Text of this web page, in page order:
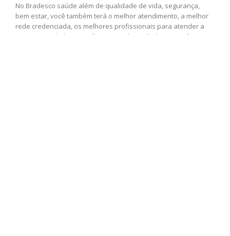
No Bradesco saúde além de qualidade de vida, segurança,
bem estar, você também terá o melhor atendimento, a melhor
rede credenciada, os melhores profissionais para atender a
sua necessidade e o melhor preço disponível para você,